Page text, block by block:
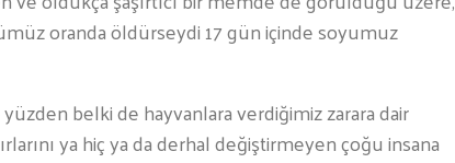
oranda öldürseydi 17 gün içinde soyumuz
yüzden belki de hayvanlara verdiğimiz zarara dair
ya hiç ya da derhal değiştirmeyen çoğu insana